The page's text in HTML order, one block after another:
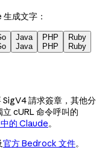
成文字：
Java
Java
PHP
PHP
Ruby
Ruby
SigV4 請求簽章，其他分
cURL 命令呼叫的
的 Claude。
官方 Bedrock 文件。